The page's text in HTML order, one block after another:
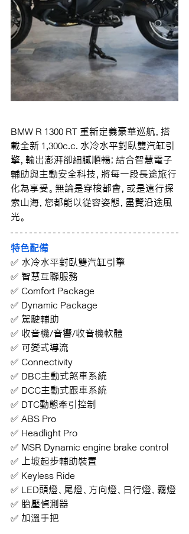
BMW R 1300 RT 重新定義豪華巡航，搭
載全新 1,300c.c. 水冷水平對臥雙汽缸引
擎，輸出澎湃卻細膩順暢；結合智慧電子
輔助與主動安全科技，將每一段長途旅行
化為享受。無論是穿梭都會，或是遠行探
索山海，您都能以從容姿態，盡覽沿途風
光。
特色配備
✅ 水冷水平對臥雙汽缸引擎
✅ 智慧互聯服務
✅ Comfort Package
✅ Dynamic Package
✅ 駕駛輔助
✅ 收音機/音響/收音機軟體
✅ 可變式導流
✅ Connectivity
✅ DBC主動式煞車系統
✅ DCC主動式跟車系統
✅ DTC動態牽引控制
✅ ABS Pro
✅ Headlight Pro
✅ MSR Dynamic engine brake control
✅
上坡起步輔助裝置
✅ Keyless Ride
✅ LED頭燈、尾燈、方向燈、日行燈、霧燈
✅ 胎壓偵測器
✅ 加溫手把